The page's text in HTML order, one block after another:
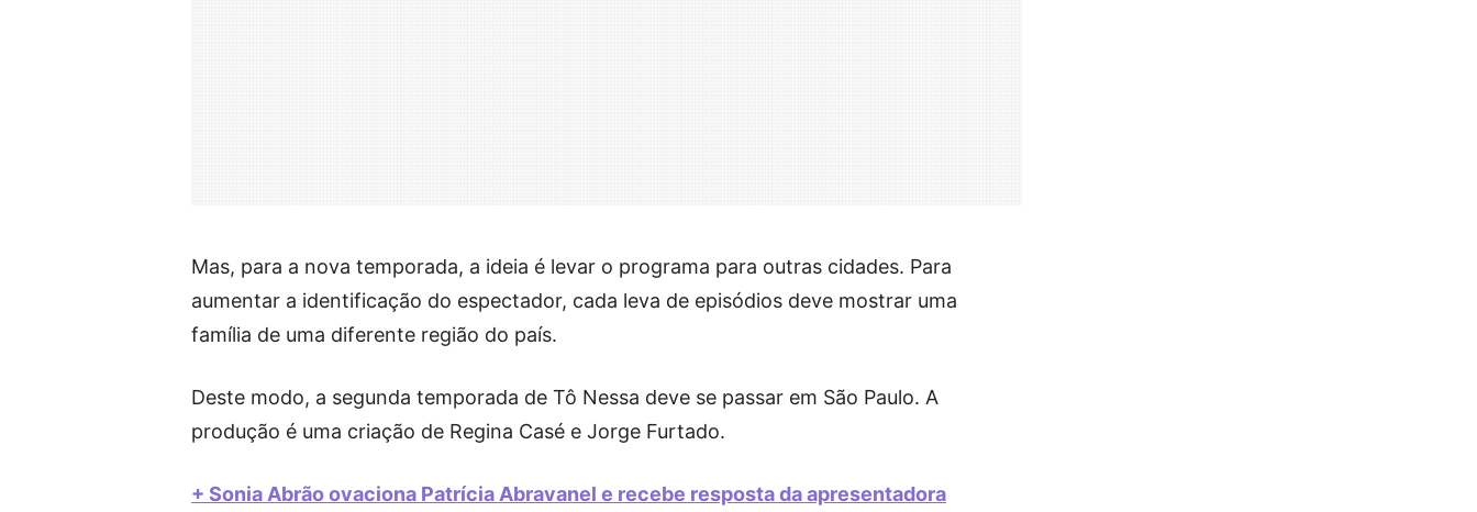
Mas, para a nova temporada, a ideia é levar o programa para outras cidades. Para
aumentar a identificação do espectador, cada leva de episódios deve mostrar uma
família de uma diferente região do país.
Deste modo, a segunda temporada de Tô Nessa deve se passar em São Paulo. A
produção é uma criação de Regina Casé e Jorge Furtado.
+ Sonia Abrão ovaciona Patrícia Abravanel e recebe resposta da apresentadora